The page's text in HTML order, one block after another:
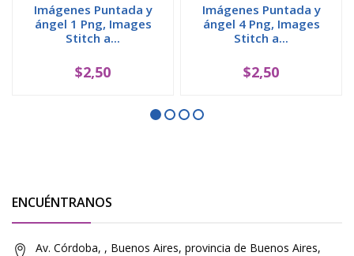
Imágenes Puntada y
ángel 1 Png, Images
Stitch a...
$2,50
Imágenes Puntada y
ángel 4 Png, Images
Stitch a...
$2,50
ENCUÉNTRANOS
Av. Córdoba, , Buenos Aires, provincia de Buenos Aires,